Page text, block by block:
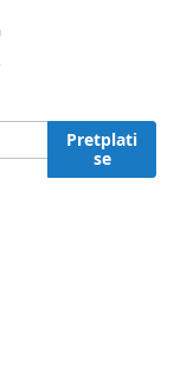
Pretplati
se